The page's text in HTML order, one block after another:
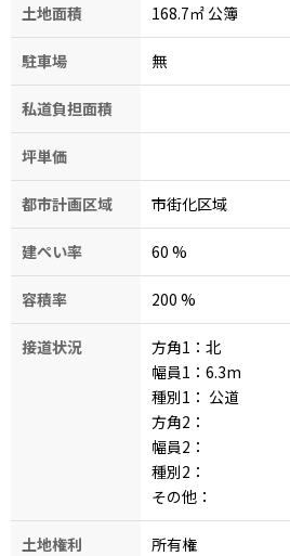
土地面積 168.7㎡ 公簿
駐車場 無
私道負担面積
坪単価
都市計画区域 市街化区域
建ぺい率 60 %
容積率 200 %
接道状況
方角1：北
幅員1：6.3m
種別1： 公道
方角2：
幅員2：
種別2：
その他：
土地権利 所有権